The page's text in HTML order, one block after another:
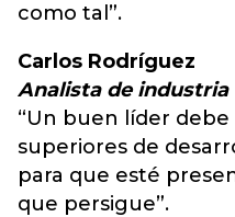
como tal”.
Carlos Rodríguez
Analista de industria
“Un buen líder debe
superiores de
para que esté
que persigue”.